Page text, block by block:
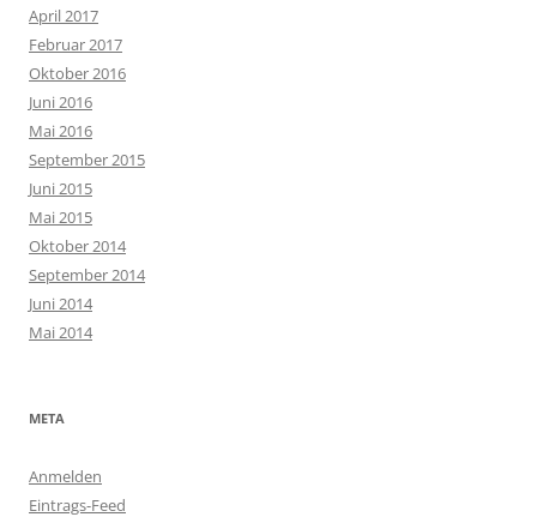
April 2017
Februar 2017
Oktober 2016
Juni 2016
Mai 2016
September 2015
Juni 2015
Mai 2015
Oktober 2014
September 2014
Juni 2014
Mai 2014
META
Anmelden
Eintrags-Feed